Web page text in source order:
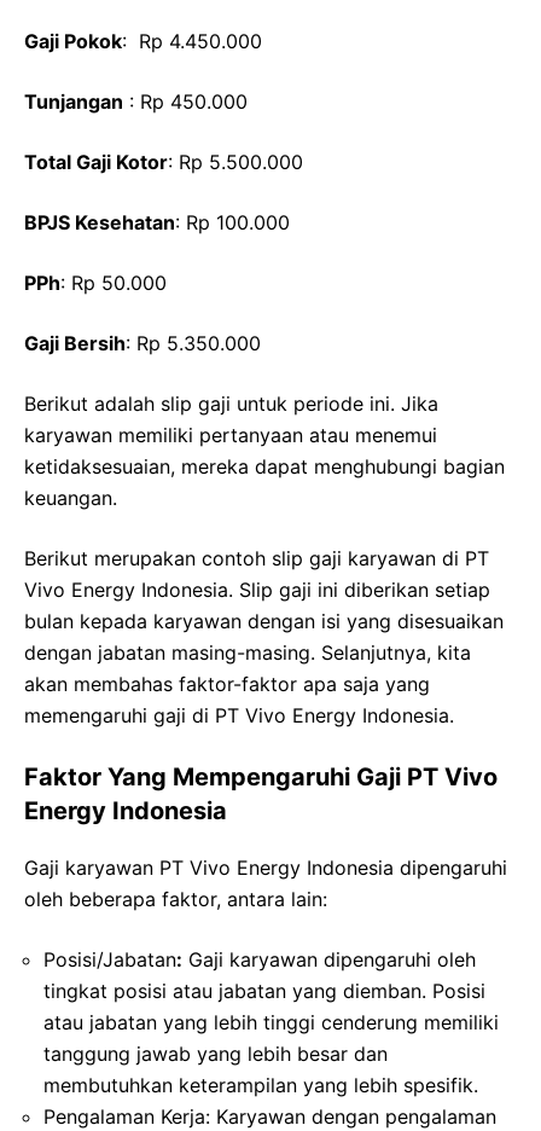
Gaji Pokok: Rp 4.450.000
Tunjangan : Rp 450.000
Total Gaji Kotor: Rp 5.500.000
BPJS Kesehatan: Rp 100.000
PPh: Rp 50.000
Gaji Bersih: Rp 5.350.000
Berikut adalah slip gaji untuk periode ini. Jika
karyawan memiliki pertanyaan atau menemui
ketidaksesuaian, mereka dapat menghubungi bagian
keuangan.
Berikut merupakan contoh slip gaji karyawan di PT
Vivo Energy Indonesia. Slip gaji ini diberikan setiap
bulan kepada karyawan dengan isi yang disesuaikan
dengan jabatan masing-masing. Selanjutnya, kita
akan membahas faktor-faktor apa saja yang
memengaruhi gaji di PT Vivo Energy Indonesia.
Faktor Yang Mempengaruhi Gaji PT Vivo
Energy Indonesia
Gaji karyawan PT Vivo Energy Indonesia dipengaruhi
oleh beberapa faktor, antara lain:
Posisi/Jabatan: Gaji karyawan dipengaruhi oleh
tingkat posisi atau jabatan yang diemban. Posisi
atau jabatan yang lebih tinggi cenderung memiliki
tanggung jawab yang lebih besar dan
membutuhkan keterampilan yang lebih spesifik.
Pengalaman Kerja: Karyawan dengan pengalaman